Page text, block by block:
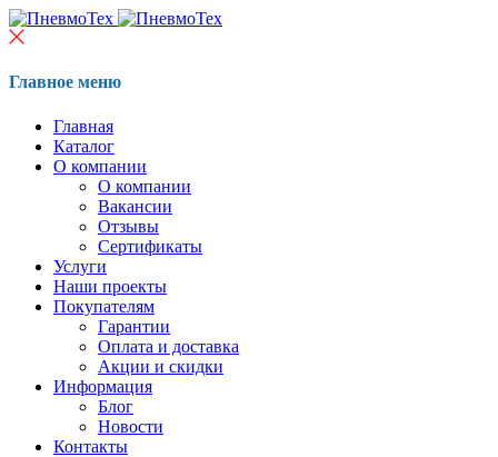
Главное меню
Главная
Каталог
О компании
О компании
Вакансии
Отзывы
Сертификаты
Услуги
Наши проекты
Покупателям
Гарантии
Оплата и доставка
Акции и скидки
Информация
Блог
Новости
Контакты